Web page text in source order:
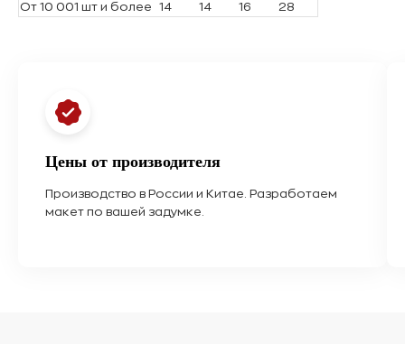
От 10 001 шт и более
14 14 16 28
Цены от производителя
Производство в России и Китае. Разработаем
макет по вашей задумке.